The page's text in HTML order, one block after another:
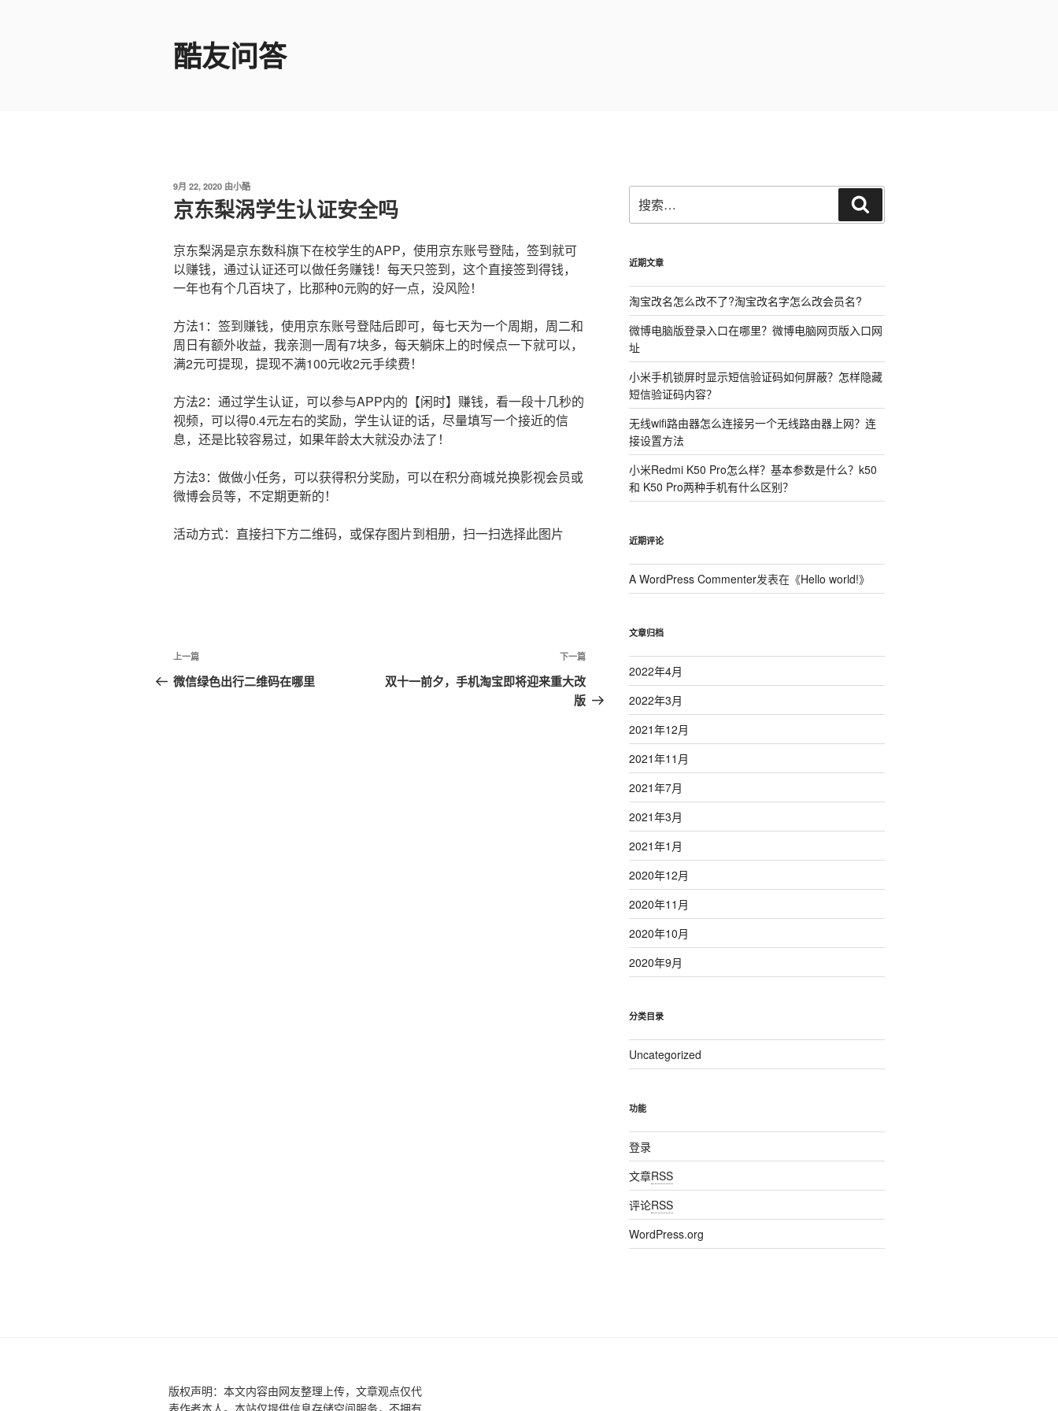
酷友问答
发
布
于
9月 22, 2020 由小酷
京东梨涡学生认证安全吗
京东梨涡是京东数科旗下在校学生的APP，使用京东账号登陆，签到就可
以赚钱，通过认证还可以做任务赚钱！每天只签到，这个直接签到得钱，
一年也有个几百块了，比那种0元购的好一点，没风险！
方法1：签到赚钱，使用京东账号登陆后即可，每七天为一个周期，周二和
周日有额外收益，我亲测一周有7块多，每天躺床上的时候点一下就可以，
满2元可提现，提现不满100元收2元手续费！
方法2：通过学生认证，可以参与APP内的【闲时】赚钱，看一段十几秒的
视频，可以得0.4元左右的奖励，学生认证的话，尽量填写一个接近的信
息，还是比较容易过，如果年龄太大就没办法了！
方法3：做做小任务，可以获得积分奖励，可以在积分商城兑换影视会员或
微博会员等，不定期更新的！
活动方式：直接扫下方二维码，或保存图片到相册，扫一扫选择此图片
文
章
上
一
上一篇
微信绿色出行二维码在哪里
篇
下一篇
双十一前夕，手机淘宝即将迎来重大改
版
索：
索
近期文章
淘宝改名怎么改不了?淘宝改名字怎么改会员名?
微博电脑版登录入口在哪里？微博电脑网页版入口网
址
小米手机锁屏时显示短信验证码如何屏蔽？怎样隐藏
短信验证码内容？
无线wifi路由器怎么连接另一个无线路由器上网？连
接设置方法
小米Redmi K50 Pro怎么样？基本参数是什么？k50
和 K50 Pro两种手机有什么区别？
近期评论
A WordPress Commenter发表在《Hello world!》
文章归档
2022年4月
2022年3月
2021年12月
2021年11月
2021年7月
2021年3月
2021年1月
2020年12月
2020年11月
2020年10月
2020年9月
分类目录
Uncategorized
功能
登录
文章RSS
评论RSS
WordPress.org
版权声明：本文内容由网友整理上传，文章观点仅代